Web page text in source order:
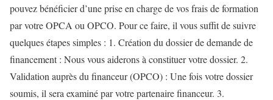
pouvez bénéficier d’une prise en charge de vos frais de formation
par votre OPCA ou OPCO. Pour ce faire, il vous suffit de suivre
quelques étapes simples : 1. Création du dossier de demande de
financement : Nous vous aiderons à constituer votre dossier. 2.
Validation auprès du financeur (OPCO) : Une fois votre dossier
soumis, il sera examiné par votre partenaire financeur. 3.